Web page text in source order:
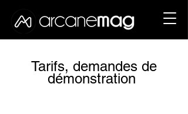
Tarifs, demandes de
démonstration